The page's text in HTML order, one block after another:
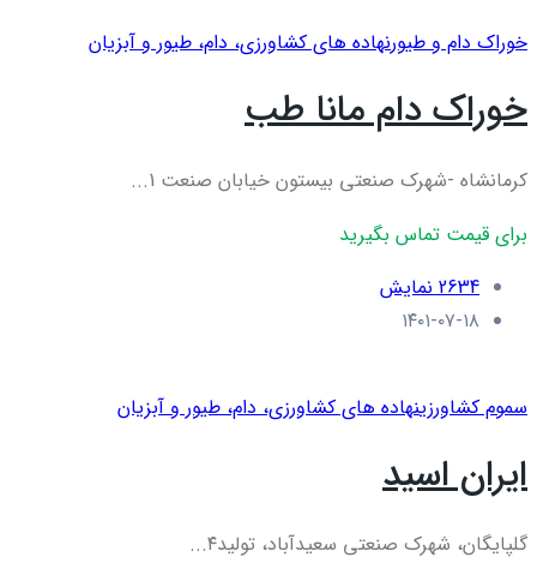
خوراک دام و طیورنهاده های کشاورزی، دام، طيور و آبزيان
خوراک دام مانا طب
کرمانشاه -شهرک صنعتی بیستون خیابان صنعت 1...
برای قیمت تماس بگیرید
2634 نمایش
۱۴۰۱-۰۷-۱۸
سموم کشاورزینهاده های کشاورزی، دام، طيور و آبزيان
ایران اسید
گلپایگان، شهرک صنعتی سعیدآباد، تولید۴...